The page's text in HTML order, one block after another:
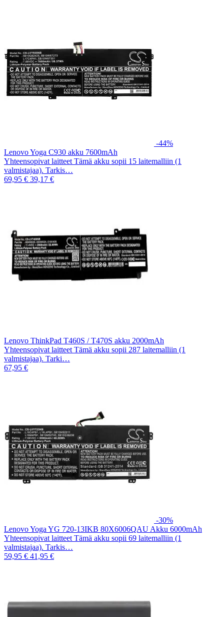
-44%
Lenovo Yoga C930 akku 7600mAh
Yhteensopivat laitteet Tämä akku sopii 15 laitemalliin (1
valmistajaa). Tarkis…
69,95 € 39,17 €
Lenovo ThinkPad T460S / T470S akku 2000mAh
Yhteensopivat laitteet Tämä akku sopii 287 laitemalliin (1
valmistajaa). Tarki…
67,95 €
-30%
Lenovo Yoga YG 720-13IKB 80X6006QAU Akku 6000mAh
Yhteensopivat laitteet Tämä akku sopii 69 laitemalliin (1
valmistajaa). Tarkis…
59,95 € 41,95 €